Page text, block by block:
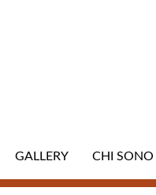
GALLERY CHI SONO